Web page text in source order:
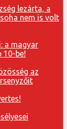
lezárta, a
nem is volt
a magyar
10-be!
az